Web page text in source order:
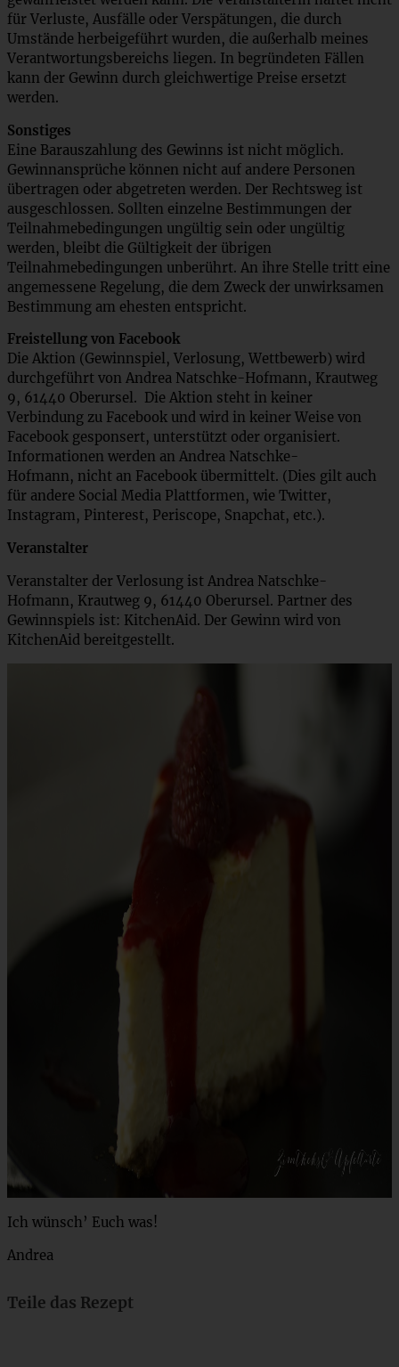
für Verluste, Ausfälle oder Verspätungen, die durch
Umstände herbeigeführt wurden, die außerhalb meines
Verantwortungsbereichs liegen. In begründeten Fällen
kann der Gewinn durch gleichwertige Preise ersetzt
werden.
Sonstiges
Eine Barauszahlung des Gewinns ist nicht möglich.
Gewinnansprüche können nicht auf andere Personen
übertragen oder abgetreten werden. Der Rechtsweg ist
ausgeschlossen. Sollten einzelne Bestimmungen der
Teilnahmebedingungen ungültig sein oder ungültig
werden, bleibt die Gültigkeit der übrigen
Teilnahmebedingungen unberührt. An ihre Stelle tritt eine
angemessene Regelung, die dem Zweck der unwirksamen
Bestimmung am ehesten entspricht.
Freistellung von Facebook
Die Aktion (Gewinnspiel, Verlosung, Wettbewerb) wird
durchgeführt von Andrea Natschke-Hofmann, Krautweg
9, 61440 Oberursel. Die Aktion steht in keiner
Verbindung zu Facebook und wird in keiner Weise von
Facebook gesponsert, unterstützt oder organisiert.
Informationen werden an Andrea Natschke-
Hofmann, nicht an Facebook übermittelt. (Dies gilt auch
für andere Social Media Plattformen, wie Twitter,
Instagram, Pinterest, Periscope, Snapchat, etc.).
Veranstalter
Veranstalter der Verlosung ist Andrea Natschke-
Hofmann, Krautweg 9, 61440 Oberursel. Partner des
Gewinnspiels ist: KitchenAid. Der Gewinn wird von
KitchenAid bereitgestellt.
Ich wünsch’ Euch was!
Andrea
Teile das Rezept